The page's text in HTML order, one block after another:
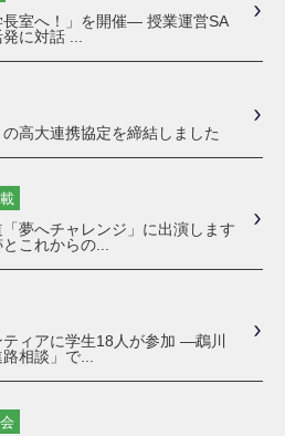
室へ！」を開催― 授業運営SA
に対話 ...
高大連携協定を締結しました
夢へチャレンジ」に出演します
これからの...
ィアに学生18人が参加 ―鵡川
相談」で...